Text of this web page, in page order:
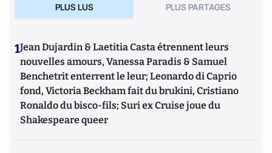
PLUS LUS PLUS PARTAGES
1Jean Dujardin & Laetitia Casta étrennent leurs
nouvelles amours, Vanessa Paradis & Samuel
Benchetrit enterrent le leur; Leonardo di Caprio
fond, Victoria Beckham fait du brukini, Cristiano
Ronaldo du bisco-fils; Suri ex Cruise joue du
Shakespeare queer